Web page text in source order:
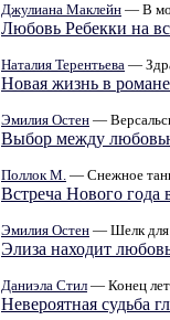
Джулиана Маклейн — В
Любовь Ребекки на
Наталия Терентьева —
Новая жизнь в
Эмилия Остен —
Выбор между
Поллок М. — Снежное
Встреча Нового
Эмилия Остен — Шелк для
Элиза находит
Даниэла Стил — Конец
Невероятная судьба